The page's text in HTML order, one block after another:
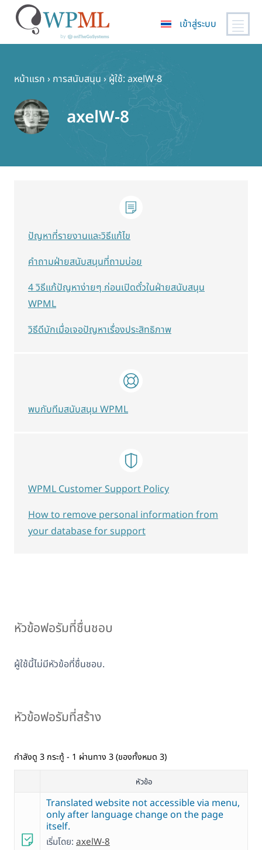
หลัก
เข้าสู่ระบบ
หน้าแรก › การสนับสนุน › ผู้ใช้: axelW-8
axelW-8
หัวข้อฟอรัมที่ชื่นชอบ
ผู้ใช้นี้ไม่มีหัวข้อที่ชื่นชอบ.
หัวข้อฟอรัมที่สร้าง
กำลังดู 3 กระทู้ - 1 ผ่านทาง 3 (ของทั้งหมด 3)
หัวข้อ
Translated website not accessible via menu,
only after language change on the page
itself.
เริ่มโดย: axelW-8
ปัญหาที่รายงานและวิธีแก้ไข
คำถามฝ่ายสนับสนุนที่ถามบ่อย
4 วิธีแก้ปัญหาง่ายๆ ก่อนเปิดตั๋วในฝ่ายสนับสนุน
WPML
วิธีดีบักเมื่อเจอปัญหาเรื่องประสิทธิภาพ
พบกับทีมสนับสนุน WPML
WPML Customer Support Policy
How to remove personal information from
your database for support